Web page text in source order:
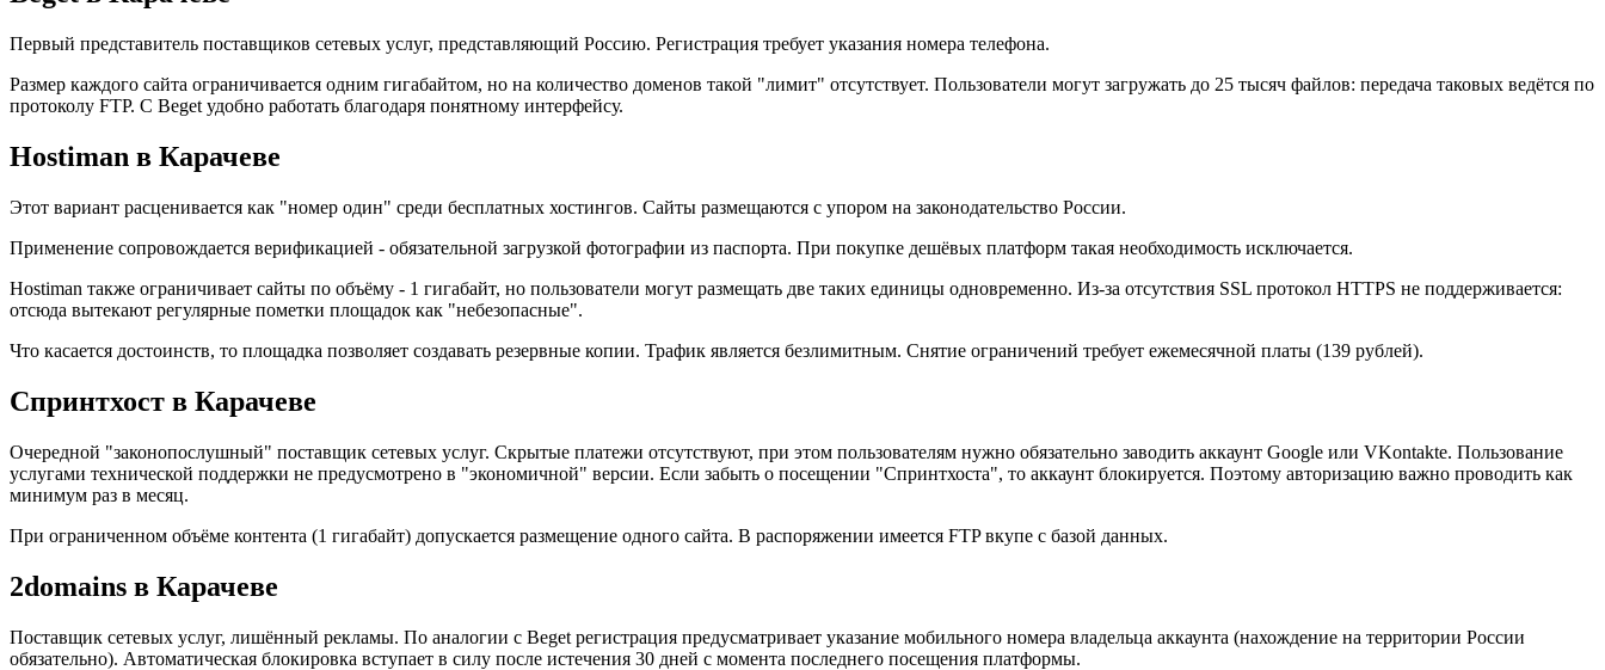
Первый представитель поставщиков сетевых услуг, представляющий Россию. Регистрация требует указания номера телефона.
Размер каждого сайта ограничивается одним гигабайтом, но на количество доменов такой "лимит" отсутствует. Пользователи могут загружать до 25 тысяч файлов: передача таковых ведётся по
протоколу FTP. С Beget удобно работать благодаря понятному интерфейсу.
Hostiman в Карачеве
Этот вариант расценивается как "номер один" среди бесплатных хостингов. Сайты размещаются с упором на законодательство России.
Применение сопровождается верификацией - обязательной загрузкой фотографии из паспорта. При покупке дешёвых платформ такая необходимость исключается.
Hostiman также ограничивает сайты по объёму - 1 гигабайт, но пользователи могут размещать две таких единицы одновременно. Из-за отсутствия SSL протокол HTTPS не поддерживается:
отсюда вытекают регулярные пометки площадок как "небезопасные".
Что касается достоинств, то площадка позволяет создавать резервные копии. Трафик является безлимитным. Снятие ограничений требует ежемесячной платы (139 рублей).
Спринтхост в Карачеве
Очередной "законопослушный" поставщик сетевых услуг. Скрытые платежи отсутствуют, при этом пользователям нужно обязательно заводить аккаунт Google или VKontakte. Пользование
услугами технической поддержки не предусмотрено в "экономичной" версии. Если забыть о посещении "Спринтхоста", то аккаунт блокируется. Поэтому авторизацию важно проводить как
минимум раз в месяц.
При ограниченном объёме контента (1 гигабайт) допускается размещение одного сайта. В распоряжении имеется FTP вкупе с базой данных.
2domains в Карачеве
Поставщик сетевых услуг, лишённый рекламы. По аналогии с Beget регистрация предусматривает указание мобильного номера владельца аккаунта (нахождение на территории России
обязательно). Автоматическая блокировка вступает в силу после истечения 30 дней с момента последнего посещения платформы.